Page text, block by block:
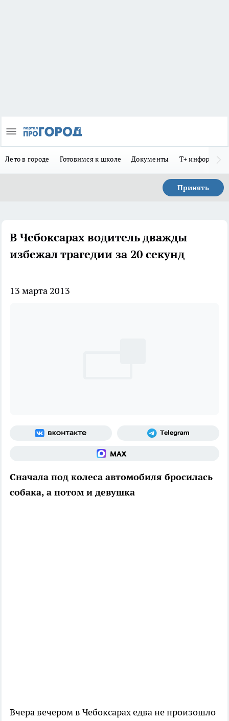
Лето в городе Готовимся к школе Документы Т+
Принять
В Чебоксарах водитель дважды
избежал трагедии за 20 секунд
13 марта 2013
Сначала под колеса автомобиля бросилась
собака, а потом и девушка
Вчера вечером в Чебоксарах едва не произошло